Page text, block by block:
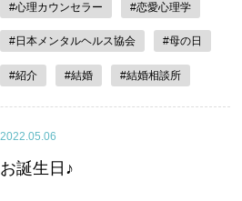
#心理カウンセラー #恋愛心理学
#日本メンタルヘルス協会 #母の日
#紹介 #結婚 #結婚相談所
2022.05.06
お誕生日♪